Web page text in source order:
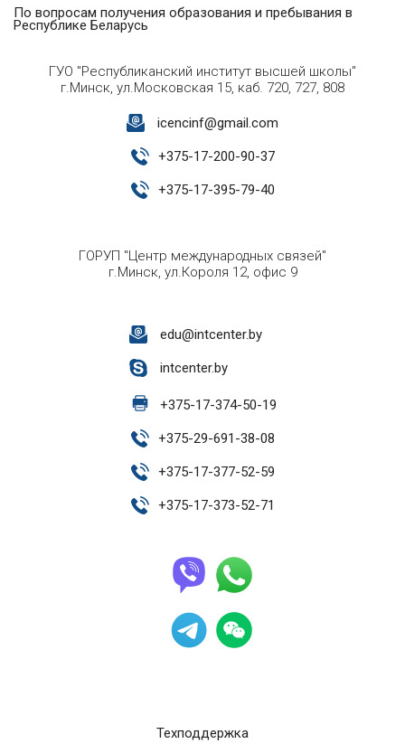
По вопросам получения образования и пребывания в
Республике Беларусь
ГУО "Республиканский институт высшей школы"
г.Минск, ул.Московская 15, каб. 720, 727, 808
icencinf@gmail.com
+375-17-200-90-37
+375-17-395-79-40
ГОРУП "Центр международных связей"
г.Минск, ул.Короля 12, офис 9
edu@intcenter.by
intcenter.by
+375-17-374-50-19
+375-29-691-38-08
+375-17-377-52-59
+375-17-373-52-71
Техподдержка